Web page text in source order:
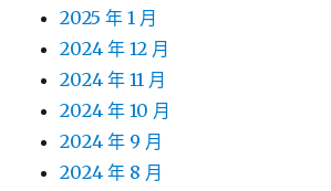
2025 年 1 月
2024 年 12 月
2024 年 11 月
2024 年 10 月
2024 年 9 月
2024 年 8 月